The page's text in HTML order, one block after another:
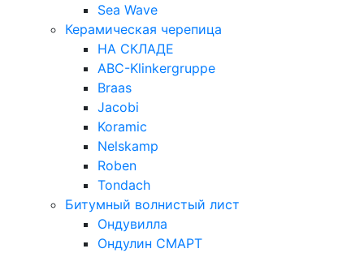
Sea Wave
Керамическая черепица
НА СКЛАДЕ
ABC-Klinkergruppe
Braas
Jacobi
Koramic
Nelskamp
Roben
Tondach
Битумный волнистый лист
Ондувилла
Ондулин СМАРТ